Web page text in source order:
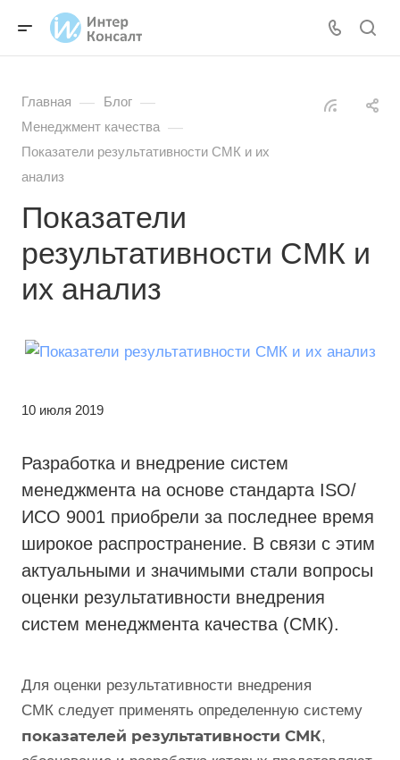
Главная — Блог —
Менеджмент качества —
Показатели результативности СМК и их
анализ
Показатели
результативности СМК и
их анализ
10 июля 2019
Разработка и внедрение систем
менеджмента на основе стандарта ISO/
ИСО 9001 приобрели за последнее время
широкое распространение. В связи с этим
актуальными и значимыми стали вопросы
оценки результативности внедрения
систем менеджмента качества (СМК).
Для оценки результативности внедрения
СМК следует применять определенную систему
показателей результативности СМК,